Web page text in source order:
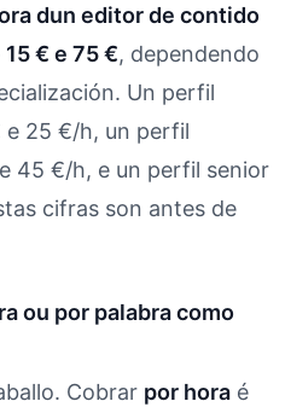
dun editor de contido
15 € e 75 €, dependendo
Un perfil
e 25 €/h, un perfil
45 €/h, e un perfil senior
cifras son antes de
ou por palabra como
Cobrar por hora é